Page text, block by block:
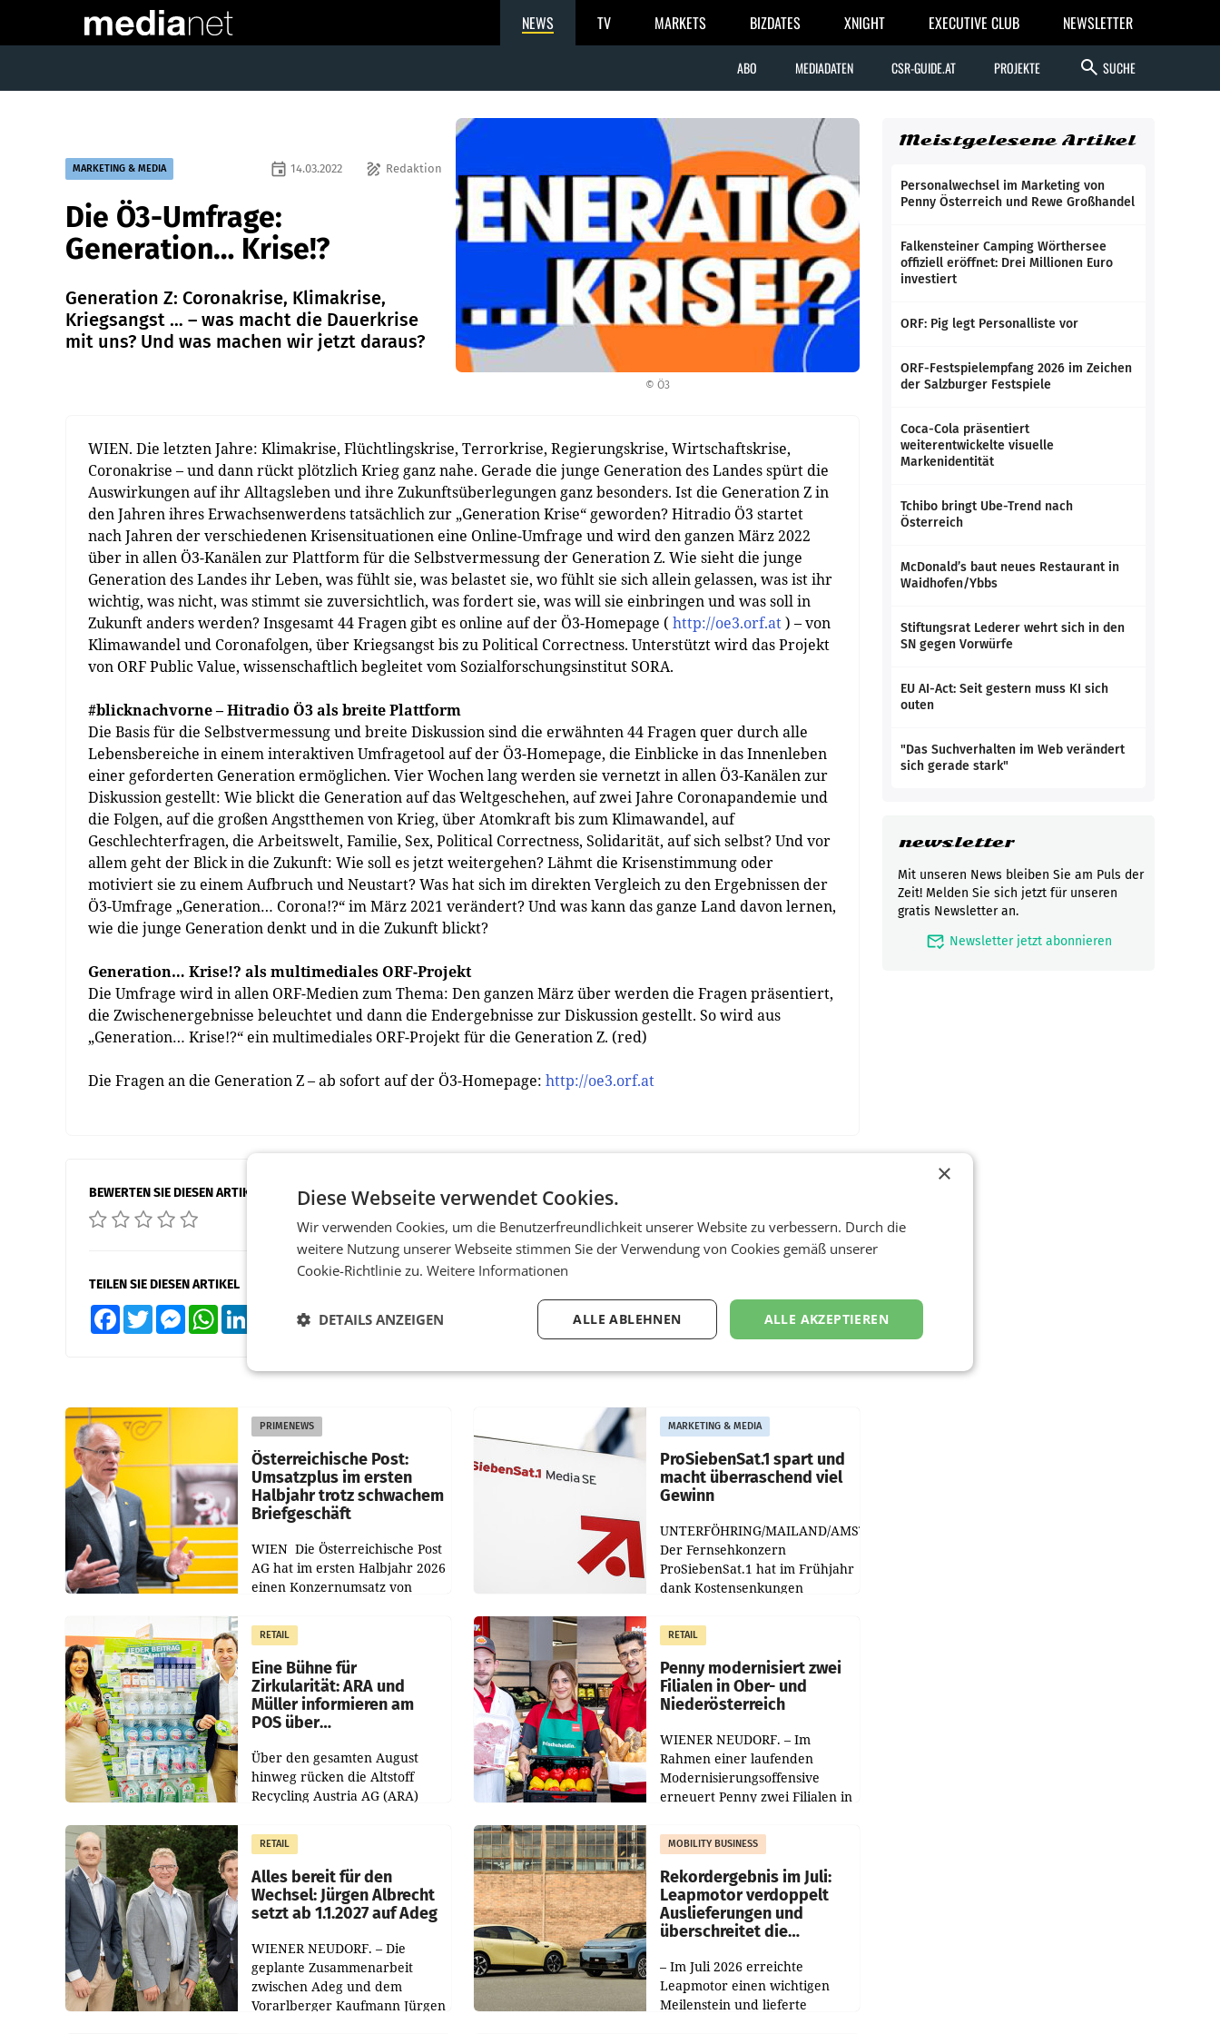
NEWS TV MARKETS BIZDATES XNIGHT EXECUTIVE CLUB NEWSLETTER
ABO MEDIADATEN CSR-GUIDE.AT PROJEKTE search SUCHE
© Ö3
MARKETING & MEDIA draw Redaktion
event 14.03.2022
Die Ö3-Umfrage:
Generation… Krise!?
Generation Z: Coronakrise, Klimakrise,
Kriegsangst … – was macht die Dauerkrise
mit uns? Und was machen wir jetzt daraus?
WIEN. Die letzten Jahre: Klimakrise, Flüchtlingskrise, Terrorkrise, Regierungskrise, Wirtschaftskrise,
Coronakrise – und dann rückt plötzlich Krieg ganz nahe. Gerade die junge Generation des Landes spürt die
Auswirkungen auf ihr Alltagsleben und ihre Zukunftsüberlegungen ganz besonders. Ist die Generation Z in
den Jahren ihres Erwachsenwerdens tatsächlich zur „Generation Krise“ geworden? Hitradio Ö3 startet
nach Jahren der verschiedenen Krisensituationen eine Online-Umfrage und wird den ganzen März 2022
über in allen Ö3-Kanälen zur Plattform für die Selbstvermessung der Generation Z. Wie sieht die junge
Generation des Landes ihr Leben, was fühlt sie, was belastet sie, wo fühlt sie sich allein gelassen, was ist ihr
wichtig, was nicht, was stimmt sie zuversichtlich, was fordert sie, was will sie einbringen und was soll in
Zukunft anders werden? Insgesamt 44 Fragen gibt es online auf der Ö3-Homepage ( http://oe3.orf.at) – von
Klimawandel und Coronafolgen, über Kriegsangst bis zu Political Correctness. Unterstützt wird das Projekt
von ORF Public Value, wissenschaftlich begleitet vom Sozialforschungsinstitut SORA.
#blicknachvorne – Hitradio Ö3 als breite Plattform
Die Basis für die Selbstvermessung und breite Diskussion sind die erwähnten 44 Fragen quer durch alle
Lebensbereiche in einem interaktiven Umfragetool auf der Ö3-Homepage, die Einblicke in das Innenleben
einer geforderten Generation ermöglichen. Vier Wochen lang werden sie vernetzt in allen Ö3-Kanälen zur
Diskussion gestellt: Wie blickt die Generation auf das Weltgeschehen, auf zwei Jahre Coronapandemie und
die Folgen, auf die großen Angstthemen von Krieg, über Atomkraft bis zum Klimawandel, auf
Geschlechterfragen, die Arbeitswelt, Familie, Sex, Political Correctness, Solidarität, auf sich selbst? Und vor
allem geht der Blick in die Zukunft: Wie soll es jetzt weitergehen? Lähmt die Krisenstimmung oder
motiviert sie zu einem Aufbruch und Neustart? Was hat sich im direkten Vergleich zu den Ergebnissen der
Ö3-Umfrage „Generation… Corona!?“ im März 2021 verändert? Und was kann das ganze Land davon lernen,
wie die junge Generation denkt und in die Zukunft blickt?
Generation… Krise!? als multimediales ORF-Projekt
Die Umfrage wird in allen ORF-Medien zum Thema: Den ganzen März über werden die Fragen präsentiert,
die Zwischenergebnisse beleuchtet und dann die Endergebnisse zur Diskussion gestellt. So wird aus
„Generation… Krise!?“ ein multimediales ORF-Projekt für die Generation Z. (red)
Die Fragen an die Generation Z – ab sofort auf der Ö3-Homepage: http://oe3.orf.at
BEWERTEN SIE DIESEN ARTIKEL
TEILEN SIE DIESEN ARTIKEL
FacebookTwitter MessengerWhatsApp XING
PRIMENEWS
Österreichische Post:
Umsatzplus im ersten
Halbjahr trotz schwachem
Briefgeschäft
WIEN Die Österreichische Post
AG hat im ersten Halbjahr 2026
einen Konzernumsatz von
erwirtschaftet, was einem Plus
von 3,8 Prozent gegenüber
dem Vergleichszeitraum
MARKETING & MEDIA
ProSiebenSat.1 spart und
macht überraschend viel
Gewinn
UNTERFÖHRING/MAILAND/AMSTERDAM.
Der Fernsehkonzern
ProSiebenSat.1 hat im Frühjahr
dank Kostensenkungen
gemacht und die
Markterwartung deutlich
übertroffen.
RETAIL
Eine Bühne für
Zirkularität: ARA und
Müller informieren am
POS über
Über den gesamten August
hinweg rücken die Altstoff
Recycling Austria AG (ARA)
Müller die Initiative „Kreislauf-
Helden“ in allen
österreichischen Müller-Filialen
RETAIL
Penny modernisiert zwei
Filialen in Ober- und
Niederösterreich
WIENER NEUDORF. – Im
Rahmen einer laufenden
Modernisierungsoffensive
erneuert Penny zwei Filialen in
Die beiden Standorte liegen in
Haag sowie im rund
RETAIL
Alles bereit für den
Wechsel: Jürgen Albrecht
setzt ab 1.1.2027 auf Adeg
WIENER NEUDORF. – Die
geplante Zusammenarbeit
zwischen Adeg und dem
Vorarlberger Kaufmann Jürgen
MOBILITY BUSINESS
Rekordergebnis im Juli:
Leapmotor verdoppelt
Auslieferungen und
überschreitet die
– Im Juli 2026 erreichte
Leapmotor einen wichtigen
Meilenstein und lieferte
Meistgelesene Artikel
Personalwechsel im Marketing von
Penny Österreich und Rewe Großhandel
Falkensteiner Camping Wörthersee
offiziell eröffnet: Drei Millionen Euro
investiert
ORF: Pig legt Personalliste vor
ORF-Festspielempfang 2026 im Zeichen
der Salzburger Festspiele
Coca-Cola präsentiert
weiterentwickelte visuelle
Markenidentität
Tchibo bringt Ube-Trend nach
Österreich
McDonald’s baut neues Restaurant in
Waidhofen/Ybbs
Stiftungsrat Lederer wehrt sich in den
SN gegen Vorwürfe
EU AI-Act: Seit gestern muss KI sich
outen
"Das Suchverhalten im Web verändert
sich gerade stark"
newsletter
Mit unseren News bleiben Sie am Puls der
Zeit! Melden Sie sich jetzt für unseren
gratis Newsletter an.
mark_email_read Newsletter jetzt abonnieren
×
Diese Webseite verwendet Cookies.
Wir verwenden Cookies, um die Benutzerfreundlichkeit unserer Website zu verbessern. Durch die
weitere Nutzung unserer Webseite stimmen Sie der Verwendung von Cookies gemäß unserer
Cookie-Richtlinie zu. Weitere Informationen
ALLE AKZEPTIEREN
ALLE ABLEHNEN
DETAILS ANZEIGEN